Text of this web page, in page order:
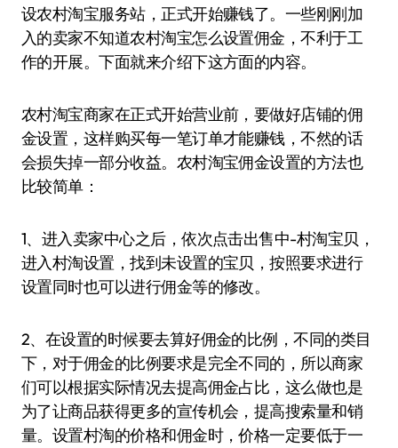
设农村淘宝服务站，正式开始赚钱了。一些刚刚加
入的卖家不知道农村淘宝怎么设置佣金，不利于工
作的开展。下面就来介绍下这方面的内容。
农村淘宝商家在正式开始营业前，要做好店铺的佣
金设置，这样购买每一笔订单才能赚钱，不然的话
会损失掉一部分收益。农村淘宝佣金设置的方法也
比较简单：
1、进入卖家中心之后，依次点击出售中-村淘宝贝，
进入村淘设置，找到未设置的宝贝，按照要求进行
设置同时也可以进行佣金等的修改。
2、在设置的时候要去算好佣金的比例，不同的类目
下，对于佣金的比例要求是完全不同的，所以商家
们可以根据实际情况去提高佣金占比，这么做也是
为了让商品获得更多的宣传机会，提高搜索量和销
量。设置村淘的价格和佣金时，价格一定要低于一